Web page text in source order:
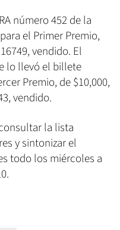
número 452 de la
el Primer Premio,
vendido. El
lo llevó el billete
Premio, de $10,000,
vendido.
la lista
y sintonizar el
todo los miércoles a